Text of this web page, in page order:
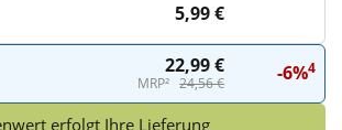
5,99 €
22,99 €
MRP² 24,56 € -6%4
erfolgt Ihre Lieferung